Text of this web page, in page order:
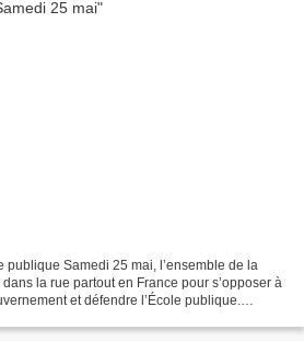
publique Samedi 25 mai, l’ensemble de la
la rue partout en France pour s’opposer à
et défendre l’École publique.